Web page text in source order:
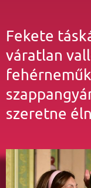
Fekete
váratlan
szeretne